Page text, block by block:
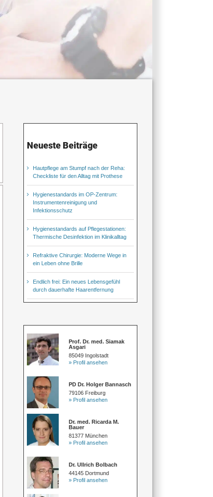
Neueste Beiträge
Hautpflege am Stumpf nach der Reha:
Checkliste für den Alltag mit Prothese
Hygienestandards im OP-Zentrum:
Instrumentenreinigung und
Infektionsschutz
Hygienestandards auf Pflegestationen:
Thermische Desinfektion im Klinikalltag
Refraktive Chirurgie: Moderne Wege in
ein Leben ohne Brille
Endlich frei: Ein neues Lebensgefühl
durch dauerhafte Haarentfernung
Prof. Dr. med. Siamak
Asgari
85049 Ingolstadt
» Profil ansehen
PD Dr. Holger Bannasch
79106 Freiburg
» Profil ansehen
Dr. med. Ricarda M.
Bauer
81377 München
» Profil ansehen
Dr. Ullrich Bolbach
44145 Dortmund
» Profil ansehen